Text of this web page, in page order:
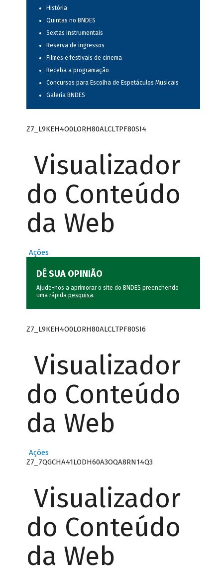
História
Quintas no BNDES
Sextas instrumentais
Reserva de ingressos
Filmes e festivais de cinema
Receba a programação
Concursos para Escolha de Espetáculos Musicais
Galeria BNDES
Z7_L9KEH4O0LORH80ALCLTPF80SI4
Visualizador
do Conteúdo
da Web
Ações
DÊ SUA OPINIÃO
Ajude-nos a aprimorar o site do BNDES preenchendo
uma rápida pesquisa.
Z7_L9KEH4O0LORH80ALCLTPF80SI6
Visualizador
do Conteúdo
da Web
Ações
Z7_7QGCHA41LODH60A3OQA8RN14Q3
Visualizador
do Conteúdo
da Web